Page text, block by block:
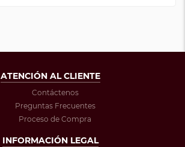
ATENCIÓN AL CLIENTE
Contáctenos
Preguntas Frecuentes
Proceso de Compra
INFORMACIÓN LEGAL